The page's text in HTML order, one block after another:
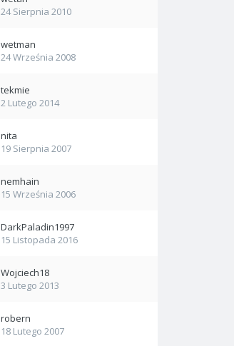
24 Sierpnia 2010
wetman
24 Września 2008
tekmie
2 Lutego 2014
nita
19 Sierpnia 2007
nemhain
15 Września 2006
DarkPaladin1997
15 Listopada 2016
Wojciech18
3 Lutego 2013
robern
18 Lutego 2007